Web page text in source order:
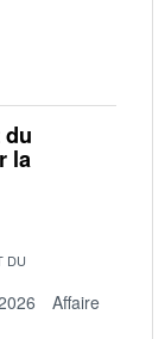
la
DU
Affaire